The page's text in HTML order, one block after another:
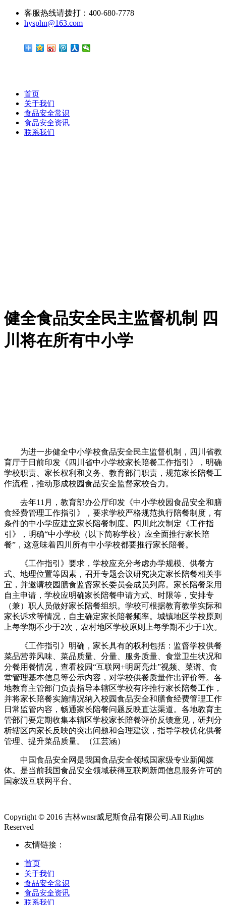
客服热线请拨打：400-680-7778
hysphn@163.com
首页
关于我们
食品安全常识
食品安全资讯
联系我们
健全食品安全民主监督机制 四
川将在所有中小学
为进一步健全中小学校食品安全民主监督机制，四川省教
育厅于日前印发《四川省中小学校家长陪餐工作指引》，明确
学校职责、家长权利和义务、教育部门职责，规范家长陪餐工
作流程，推动形成校园食品安全监督家校合力。
去年11月，教育部办公厅印发《中小学校园食品安全和膳
食经费管理工作指引》，要求学校严格规范执行陪餐制度，有
条件的中小学应建立家长陪餐制度。四川此次制定《工作指
引》，明确“中小学校（以下简称学校）应全面推行家长陪
餐”，这意味着四川所有中小学校都要推行家长陪餐。
《工作指引》要求，学校应充分考虑办学规模、供餐方
式、地理位置等因素，召开专题会议研究决定家长陪餐相关事
宜，并邀请校园膳食监督家长委员会成员列席。家长陪餐采用
自主申请，学校应明确家长陪餐申请方式、时限等，安排专
（兼）职人员做好家长陪餐组织。学校可根据教育教学实际和
家长诉求等情况，自主确定家长陪餐频率。城镇地区学校原则
上每学期不少于2次，农村地区学校原则上每学期不少于1次。
《工作指引》明确，家长具有的权利包括：监督学校供餐
菜品营养风味、菜品质量、分量、服务质量、食堂卫生状况和
分餐用餐情况，查看校园“互联网+明厨亮灶”视频、菜谱、食
堂管理基本信息等公示内容，对学校供餐质量作出评价等。各
地教育主管部门负责指导本辖区学校有序推行家长陪餐工作，
并将家长陪餐实施情况纳入校园食品安全和膳食经费管理工作
日常监管内容，畅通家长陪餐问题反映直达渠道。各地教育主
管部门要定期收集本辖区学校家长陪餐评价反馈意见，研判分
析辖区内家长反映的突出问题和合理建议，指导学校优化供餐
管理、提升菜品质量。（江芸涵）
中国食品安全网是我国食品安全领域国家级专业新闻媒
体。是当前我国食品安全领域获得互联网新闻信息服务许可的
国家级互联网平台。
Copyright © 2016 吉林wnsr威尼斯食品有限公司.All Rights
Reserved
友情链接：
首页
关于我们
食品安全常识
食品安全资讯
联系我们